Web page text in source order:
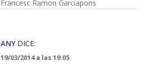
Francesc Ramon Garciapons
ANY DICE:
19/03/2014 a las 19:05